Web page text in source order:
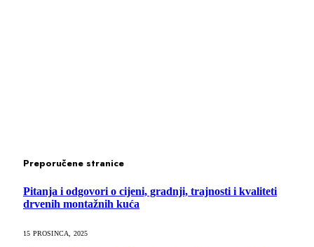
Preporučene stranice
Pitanja i odgovori o cijeni, gradnji, trajnosti i kvaliteti
drvenih montažnih kuća
15 PROSINCA, 2025